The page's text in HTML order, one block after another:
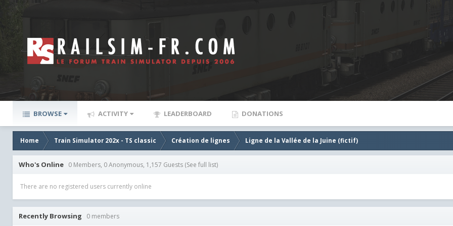
BROWSE ACTIVITY LEADERBOARD DONATIONS
Home Train Simulator 202x - TS classic Création de lignes Ligne de la Vallée de la Juine (fictif)
Who's Online 0 Members, 0 Anonymous, 1,157 Guests (See full list)
There are no registered users currently online
Recently Browsing 0 members